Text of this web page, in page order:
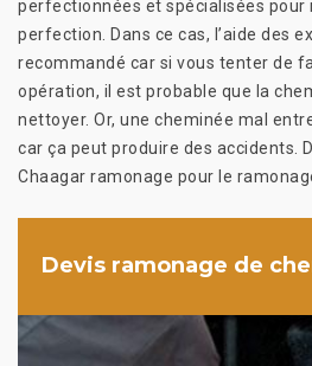
perfectionnées et spécialisées pour
perfection. Dans ce cas, l’aide des
recommandé car si vous tenter de
opération, il est probable que la
nettoyer. Or, une cheminée mal
car ça peut produire des accidents.
Chaagar ramonage pour le
Devis ramonage de